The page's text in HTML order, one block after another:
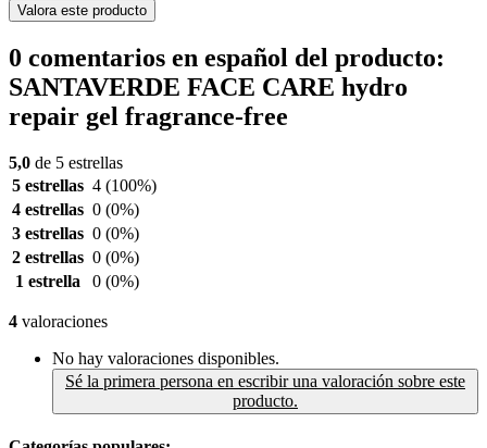
Valora este producto
0 comentarios en español del producto:
SANTAVERDE FACE CARE hydro
repair gel fragrance-free
5,0 de 5 estrellas
5 estrellas 4 (100%)
4 estrellas 0 (0%)
3 estrellas 0 (0%)
2 estrellas 0 (0%)
1 estrella
0 (0%)
4 valoraciones
No hay valoraciones disponibles.
Sé la primera persona en escribir una valoración sobre este
producto.